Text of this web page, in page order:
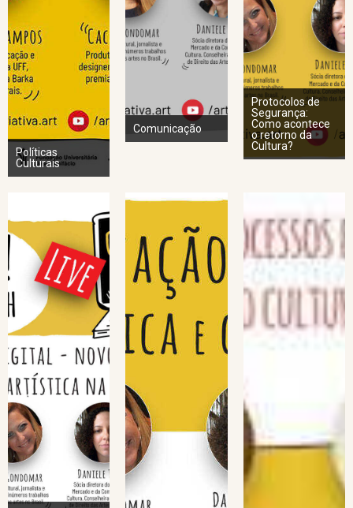
Políticas
Culturais
Comunicação
Protocolos de
Segurança:
Como acontece
o retorno da
Cultura?